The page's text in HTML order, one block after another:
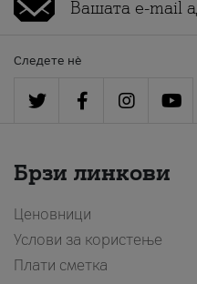
Следете нè
Брзи линкови
Ценовници
Услови за користење
Плати сметка